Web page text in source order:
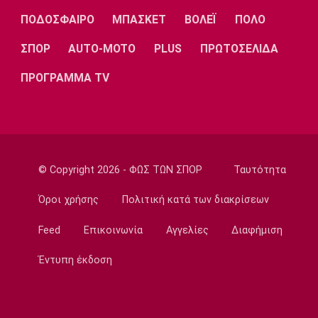
ΠΑΟΚ: Γηραιότερος βασικός στην ιστορία
του ο Τάισον
09:10
Προτάθηκε στον Ολυμπιακό ο Σέμι Οτζελέγε
Τζαρίδου
EuroLeague
Euroleague»
08:40
ΠΟΔΟΣΦΑΙΡΟ ΜΠΑΣΚΕΤ ΒΟΛΕΪ ΠΟΛΟ
ΣΠΟΡ AUTO-MOTO PLUS ΠΡΩΤΟΣΕΛΙΔΑ
ΠΡΟΓΡΑΜΜΑ TV
© Copyright 2026 - ΦΩΣ ΤΩΝ ΣΠΟΡ Ταυτότητα
Όροι χρήσης Πολιτική κατά των διακρίσεων
Feed Επικοινωνία Αγγελίες Διαφήμιση
Έντυπη έκδοση